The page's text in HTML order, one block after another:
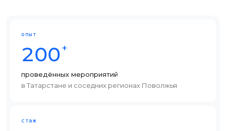
опыт
200+
проведённых мероприятий
в Татарстане и соседних регионах Поволжья
стаж